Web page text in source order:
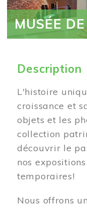
MUSÉE
Description
L'histoire
croissance et
objets et les
collection
découvrir le
nos
temporaires!
Nous offrons